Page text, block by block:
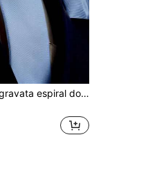
Conjunto de gravata espiral dourada de 8 cm e lenço de bolso para homem, ideal para casamentos e festas.